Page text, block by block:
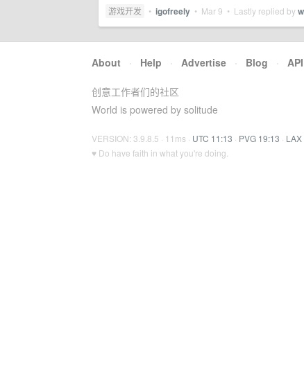
游戏开发 • igofreely • Mar 9 • Lastly replied by
About · Help · Advertise · Blog · API
创意工作者们的社区
World is powered by solitude
VERSION: 3.9.8.5 · 11ms · UTC 11:13 · PVG 19:13 ·
♥ Do have faith in what you're doing.